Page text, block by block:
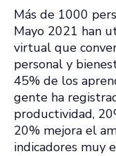
Más de 1000
Mayo 2021 han
virtual que
personal y
45% de los
gente ha
productividad,
20% mejora el
indicadores muy